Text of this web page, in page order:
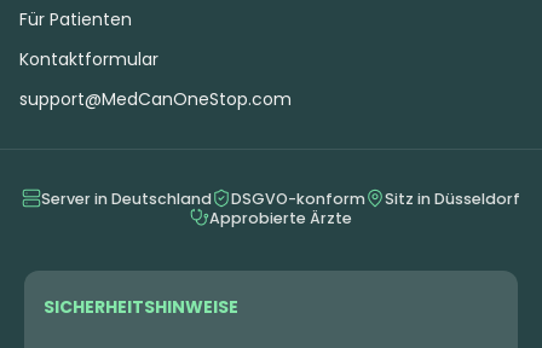
Für Patienten
Kontaktformular
support@MedCanOneStop.com
Server in Deutschland DSGVO-konform
Sitz in Düsseldorf
Approbierte Ärzte
SICHERHEITSHINWEISE